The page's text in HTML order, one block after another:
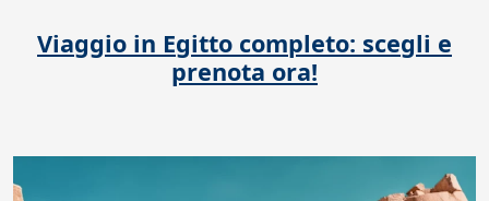
Viaggio in Egitto completo: scegli e
prenota ora!